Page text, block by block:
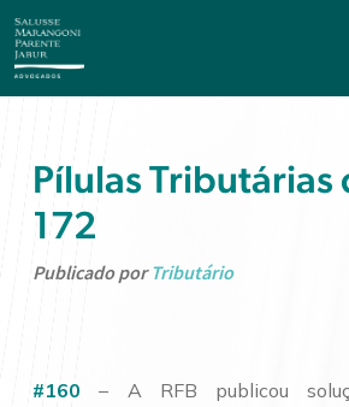
Pílulas Tributárias
172
Publicado porTributário
#160 – A RFB publicou